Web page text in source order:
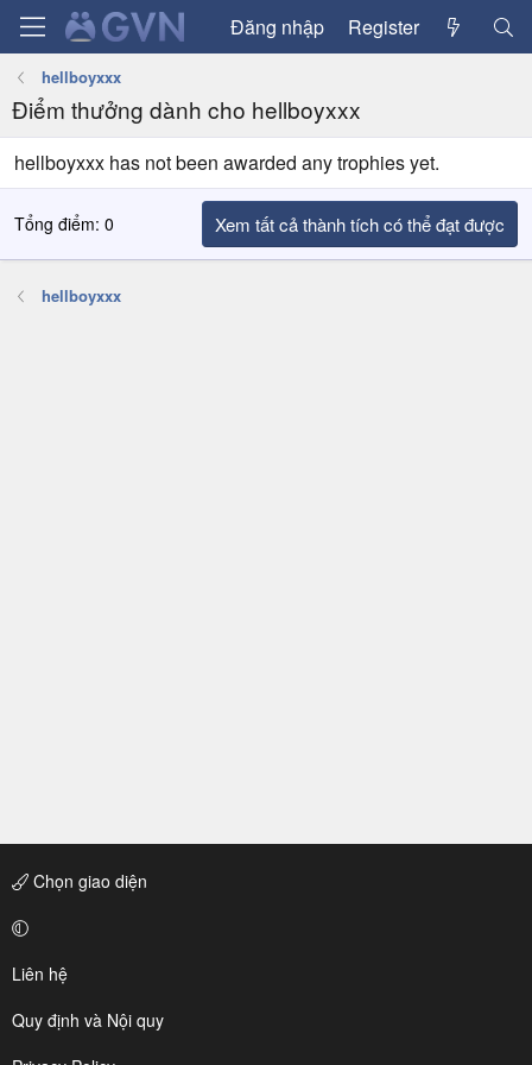
Đăng nhập Register
hellboyxxx
Điểm thưởng dành cho hellboyxxx
hellboyxxx has not been awarded any trophies yet.
Tổng điểm: 0 Xem tất cả thành tích có thể đạt được
hellboyxxx
Chọn giao diện
Liên hệ
Quy định và Nội quy